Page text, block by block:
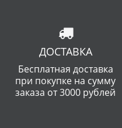
ДОСТАВКА
Бесплатная доставка
при покупке на сумму
заказа от 3000 рублей